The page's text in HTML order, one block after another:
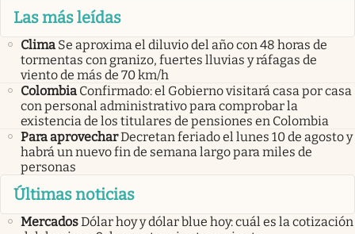
Las más leídas
Clima Se aproxima el diluvio del año con 48 horas de
tormentas con granizo, fuertes lluvias y ráfagas de
viento de más de 70 km/h
Colombia Confirmado: el Gobierno visitará casa por casa
con personal administrativo para comprobar la
existencia de los titulares de pensiones en Colombia
Para aprovecharDecretan feriado el lunes 10 de agosto y
habrá un nuevo fin de semana largo para miles de
personas
Últimas noticias
MercadosDólar hoy y dólar blue hoy: cuál es la cotización